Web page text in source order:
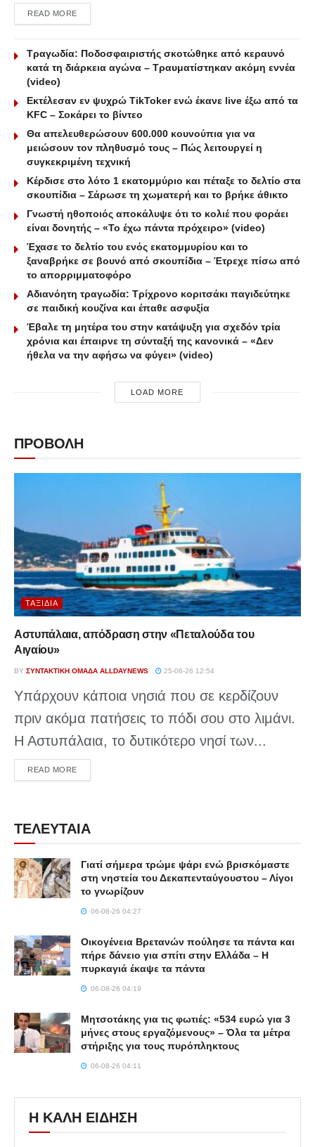
READ MOREDETAILS
Τραγωδία: Ποδοσφαιριστής σκοτώθηκε από κεραυνό
κατά τη διάρκεια αγώνα – Τραυματίστηκαν ακόμη εννέα
(video)
Εκτέλεσαν εν ψυχρώ ΤikToker ενώ έκανε live έξω από τα
KFC – Σοκάρει το βίντεο
Θα απελευθερώσουν 600.000 κουνούπια για να
μειώσουν τον πληθυσμό τους – Πώς λειτουργεί η
συγκεκριμένη τεχνική
Κέρδισε στο λότο 1 εκατομμύριο και πέταξε το δελτίο στα
σκουπίδια – Σάρωσε τη χωματερή και το βρήκε άθικτο
Γνωστή ηθοποιός αποκάλυψε ότι το κολιέ που φοράει
είναι δονητής – «Το έχω πάντα πρόχειρο» (video)
Έχασε το δελτίο του ενός εκατομμυρίου και το
ξαναβρήκε σε βουνό από σκουπίδια – Έτρεχε πίσω από
το απορριμματοφόρο
Αδιανόητη τραγωδία: Τρίχρονο κοριτσάκι παγιδεύτηκε
σε παιδική κουζίνα και έπαθε ασφυξία
Έβαλε τη μητέρα του στην κατάψυξη για σχεδόν τρία
χρόνια και έπαιρνε τη σύνταξή της κανονικά – «Δεν
ήθελα να την αφήσω να φύγει» (video)
LOAD MORE
ΠΡΟΒΟΛΗ
ΤΑΞΊΔΙΑ
Αστυπάλαια, απόδραση στην «Πεταλούδα του
Αιγαίου»
BY ΣΥΝΤΑΚΤΙΚΉ ΟΜΆΔΑ ALLDAYNEWS 25-06-26 12:54
Υπάρχουν κάποια νησιά που σε κερδίζουν
πριν ακόμα πατήσεις το πόδι σου στο λιμάνι.
Η Αστυπάλαια, το δυτικότερο νησί των...
READ MOREDETAILS
ΤΕΛΕΥΤΑΙΑ
Γιατί σήμερα τρώμε ψάρι ενώ βρισκόμαστε
στη νηστεία του Δεκαπενταύγουστου – Λίγοι
το γνωρίζουν
06-08-26 04:27
Οικογένεια Βρετανών πούλησε τα πάντα και
πήρε δάνειο για σπίτι στην Ελλάδα – Η
πυρκαγιά έκαψε τα πάντα
06-08-26 04:19
Μητσοτάκης για τις φωτιές: «534 ευρώ για 3
μήνες στους εργαζόμενους» – Όλα τα μέτρα
στήριξης για τους πυρόπληκτους
06-08-26 04:11
Η ΚΑΛΗ ΕΙΔΗΣΗ